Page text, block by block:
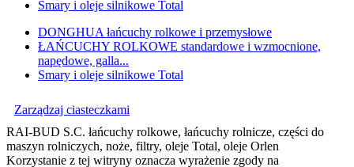
Smary i oleje silnikowe Total
DONGHUA łańcuchy rolkowe i przemysłowe
ŁAŃCUCHY ROLKOWE standardowe i wzmocnione,
napędowe, galla...
Smary i oleje silnikowe Total
Zarządzaj ciasteczkami
RAI-BUD S.C. łańcuchy rolkowe, łańcuchy rolnicze, części do
maszyn rolniczych, noże, filtry, oleje Total, oleje Orlen
Korzystanie z tej witryny oznacza wyrażenie zgody na